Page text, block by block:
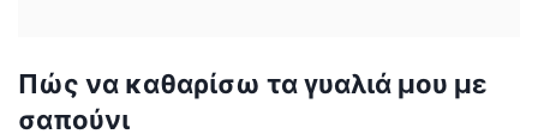
Πώς να καθαρίσω τα γυαλιά μου με
σαπούνι